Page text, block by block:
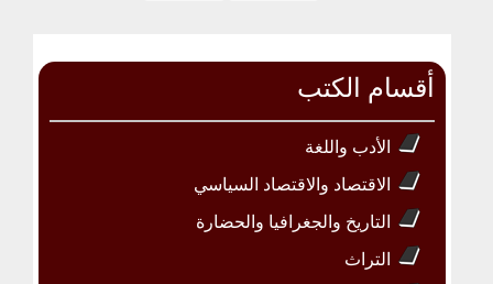
أقسام الكتب
الأدب واللغة
الاقتصاد والاقتصاد السياسي
التاريخ والجغرافيا والحضارة
التراث